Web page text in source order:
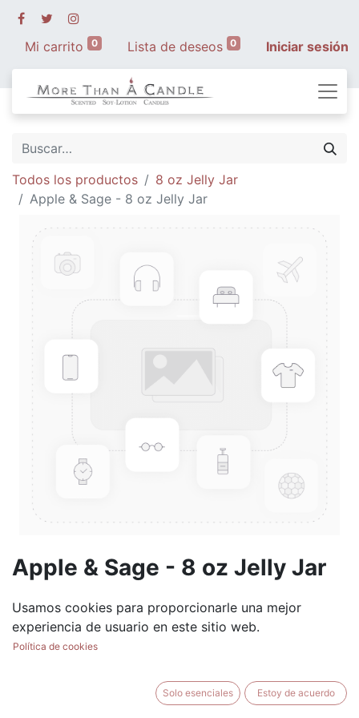
Mi carrito 0 Lista de deseos 0 Iniciar sesión
Todos los productos
8 oz Jelly Jar
Apple & Sage - 8 oz Jelly Jar
Apple & Sage - 8 oz Jelly Jar
$8.99
AÑADIR AL CARRITO BUY NOW
Usamos cookies para proporcionarle una mejor
experiencia de usuario en este sitio web.
Política de cookies
Solo esenciales Estoy de acuerdo